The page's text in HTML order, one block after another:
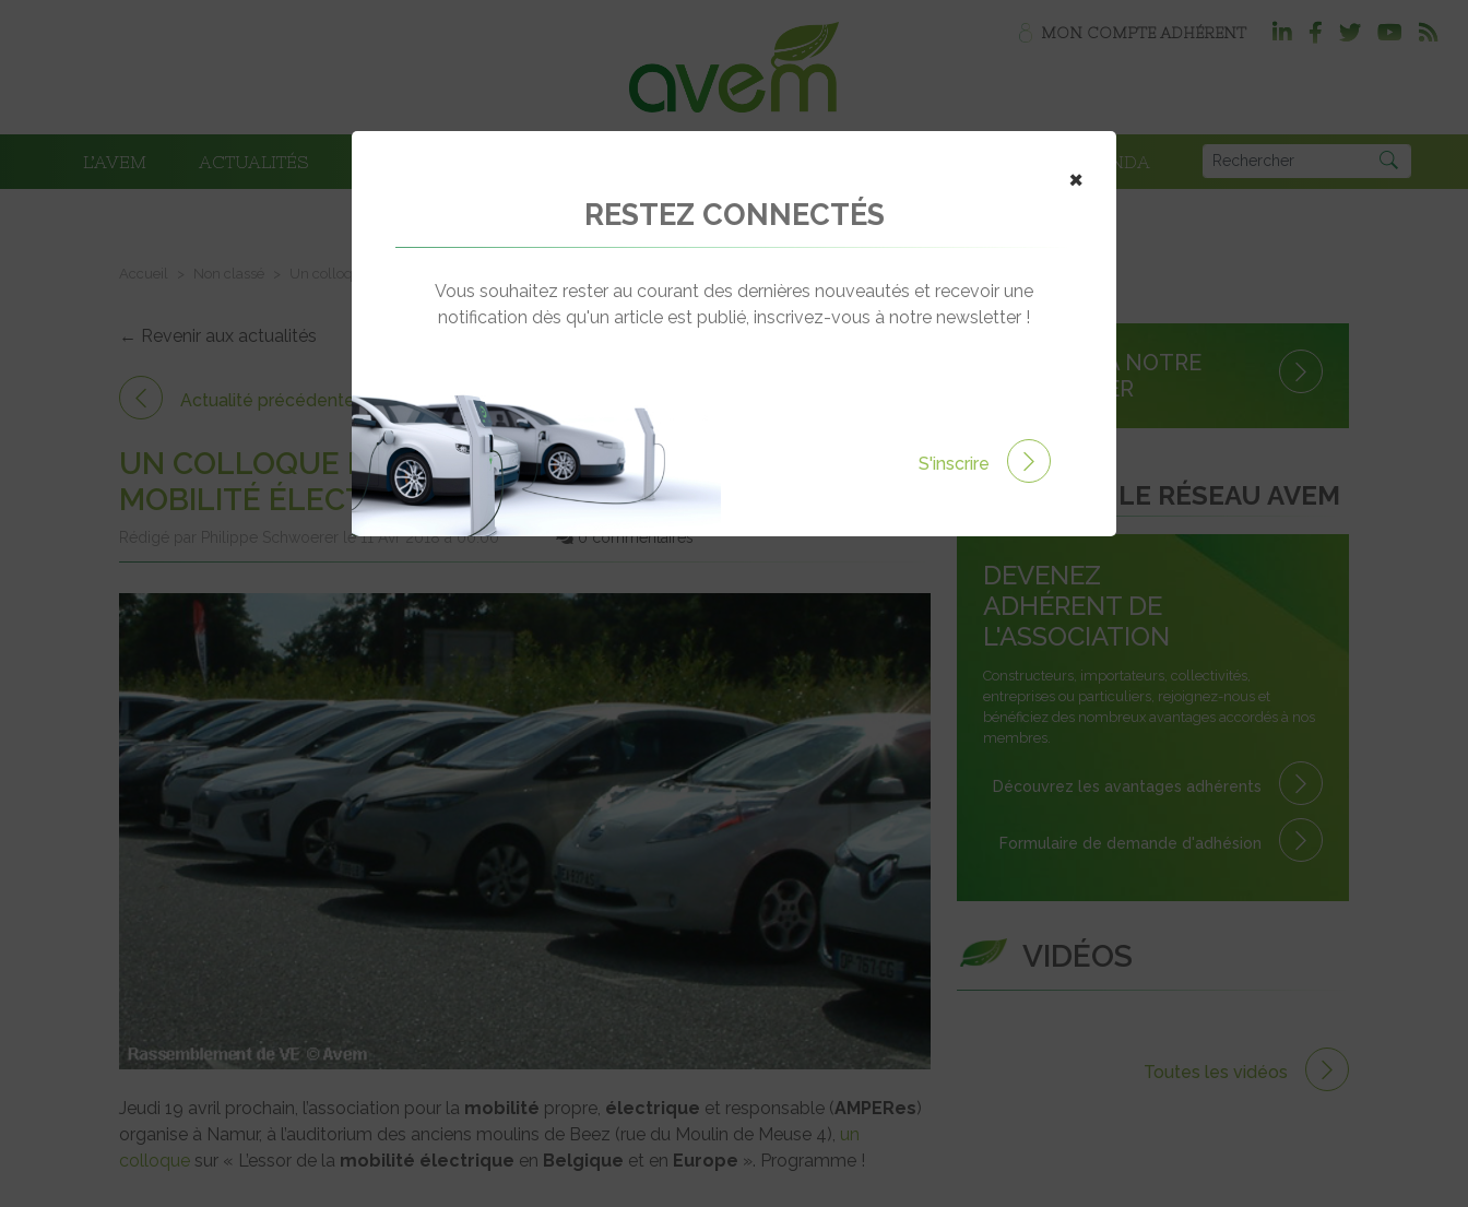
MON COMPTE ADHÉRENT
L’AVEM ACTUALITÉS AGENDA
← Revenir aux actualités
Actualité précédente
UN COLLOQUE EN BELGIQUE SUR L’ESSOR DE LA
MOBILITÉ ÉLECTRIQUE
Rédigé par Philippe Schwoerer le 11 Avr 2018 à 00:00 0 commentaires
Jeudi 19 avril prochain, l’association pour la mobilité propre, électrique et responsable (AMPERes)
organise à Namur, à l’auditorium des anciens moulins de Beez (rue du Moulin de Meuse 4), un
colloque sur « L’essor de la mobilité électrique en Belgique et en Europe ». Programme !
S'INSCRIRE À NOTRE
NEWSLETTER
REJOINDRE LE RÉSEAU AVEM
DEVENEZ
ADHÉRENT DE
L'ASSOCIATION
Constructeurs, importateurs, collectivités,
entreprises ou particuliers, rejoignez-nous et
bénéficiez des nombreux avantages accordés à nos
membres.
Découvrez les avantages adhérents
Formulaire de demande d'adhésion
VIDÉOS
Toutes les vidéos
×
RESTEZ CONNECTÉS
Vous souhaitez rester au courant des dernières nouveautés et recevoir une
notification dès qu'un article est publié, inscrivez-vous à notre newsletter !
S'inscrire